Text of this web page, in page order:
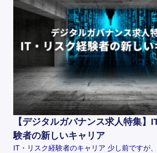
【デジタルガバナンス求人特集】
験者の新しいキャリア
IT・リスク経験者のキャリア 少し前ですが